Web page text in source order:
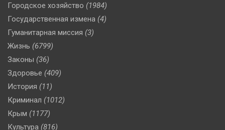
Городское хозяйство (1984)
Государственная измена (4)
Гуманитарная миссия (3)
Жизнь (6799)
Законы (36)
Здоровье (409)
История (11)
Криминал (1012)
Крым (1177)
Культура (816)